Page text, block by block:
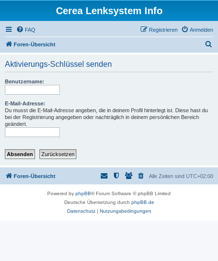
Cerea Lenksystem Info
FAQ Anmelden
Registrieren
Foren-Übersicht
Aktivierungs-Schlüssel senden
Benutzername:
E-Mail-Adresse:
Du musst die E-Mail-Adresse angeben, die in deinem Profil hinterlegt ist. Diese hast du
bei der Registrierung angegeben oder nachträglich in deinem persönlichen Bereich
geändert.
Foren-Übersicht Alle Zeiten sind UTC+02:00
Powered by phpBB® Forum Software © phpBB Limited
Deutsche Übersetzung durch phpBB.de
Datenschutz| Nutzungsbedingungen